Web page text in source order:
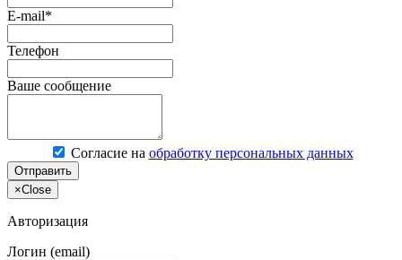
E-mail*
Телефон
Ваше сообщение
Согласие на обработку персональных данных
Отправить
×Close
Авторизация
Логин (email)